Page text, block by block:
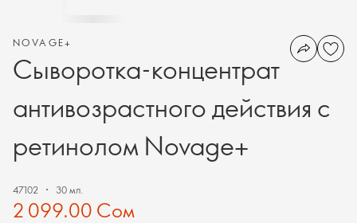
NOVAGE+
Сыворотка-концентрат
антивозрастного действия с
ретинолом Novage+
47102 30 мл.
2 099.00 Сом